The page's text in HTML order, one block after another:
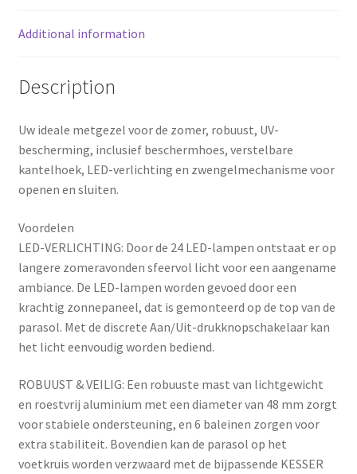
t
Additional information
Description
Uw ideale metgezel voor de zomer, robuust, UV-
bescherming, inclusief beschermhoes, verstelbare
kantelhoek, LED-verlichting en zwengelmechanisme voor
openen en sluiten.
Voordelen
LED-VERLICHTING: Door de 24 LED-lampen ontstaat er op
langere zomeravonden sfeervol licht voor een aangename
ambiance. De LED-lampen worden gevoed door een
krachtig zonnepaneel, dat is gemonteerd op de top van de
parasol. Met de discrete Aan/Uit-drukknopschakelaar kan
het licht eenvoudig worden bediend.
ROBUUST & VEILIG: Een robuuste mast van lichtgewicht
en roestvrij aluminium met een diameter van 48 mm zorgt
voor stabiele ondersteuning, en 6 baleinen zorgen voor
extra stabiliteit. Bovendien kan de parasol op het
voetkruis worden verzwaard met de bijpassende KESSER